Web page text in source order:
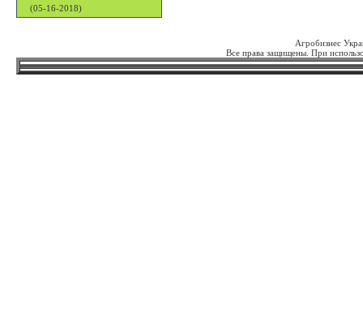
(05-16-2018)
Агробизнес
Все права защищены. При